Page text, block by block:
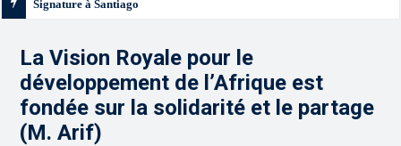
La Vision Royale pour le
développement de l’Afrique est
fondée sur la solidarité et le partage
(M. Arif)